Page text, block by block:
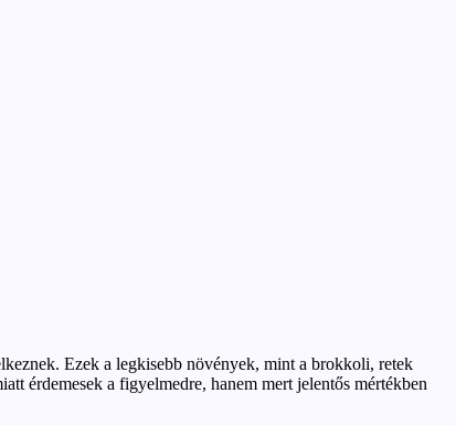
Ezek a legkisebb növények, mint a brokkoli, retek
érdemesek a figyelmedre, hanem mert jelentős mértékben